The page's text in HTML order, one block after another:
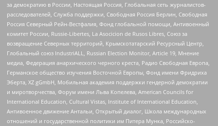
за демократию в России, Настоящая Россия, Глобальная сеть журналистов-
расследователей, Служба поддержки, Свободная Россия Берлин, Свободная
Россия Северный Рейн-Вестфалия, Фонд глобальной помощи, Антивоенный
комитет России, Russie-Libertes, La Asocicion de Rusos Libres, Союз за
возвращение Северных территорий, Крымскотатарский Ресурсный Центр,
Глобальный союз IndustriALL, Russian Election Monitor, Article 19, Мнение
медиа, Федерация анархического черного креста, Радио Свободная Европа,
Германское общество изучения Восточной Европы, Фонд имени Фридриха
Эберта, XZ gGmbH, Мобильная академия поддержки гендерной демократии
и миротворчества, Форум имени Льва Копелева, American Councils for
International Education, Cultural Vistas, Institute of International Education,
Антивоенное движение Антальи, Открытый диалог, Школа международных
отношений и государственной политики им Питера Мунка, Российско-